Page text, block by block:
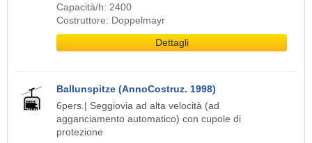
Capacità/h: 2400
Costruttore: Doppelmayr
Dettagli
Ballunspitze (AnnoCostruz. 1998)
6pers.| Seggiovia ad alta velocità (ad
agganciamento automatico) con cupole di
protezione